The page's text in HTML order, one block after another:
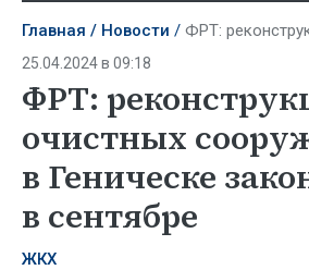
Главная Новости ФРТ: реконструкция очистных
25.04.2024 в 09:18
ФРТ:
очистных
в Геническе
в сентябре
ЖКХ